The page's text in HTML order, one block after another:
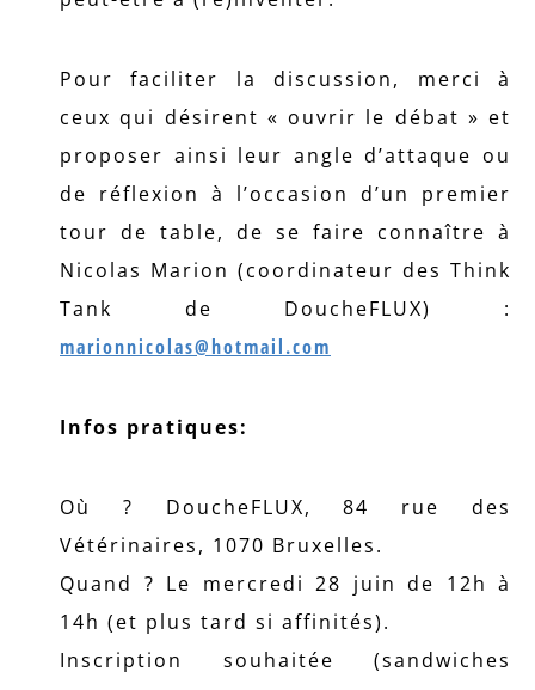
Pour faciliter la discussion, merci à
ceux qui désirent « ouvrir le débat » et
proposer ainsi leur angle d’attaque ou
de réflexion à l’occasion d’un premier
tour de table, de se faire connaître à
Nicolas Marion (coordinateur des Think
Tank de DoucheFLUX) :
marionnicolas@hotmail.com
Infos pratiques:
Où ? DoucheFLUX, 84 rue des
Vétérinaires, 1070 Bruxelles.
Quand ? Le mercredi 28 juin de 12h à
14h (et plus tard si affinités).
Inscription souhaitée (sandwiches